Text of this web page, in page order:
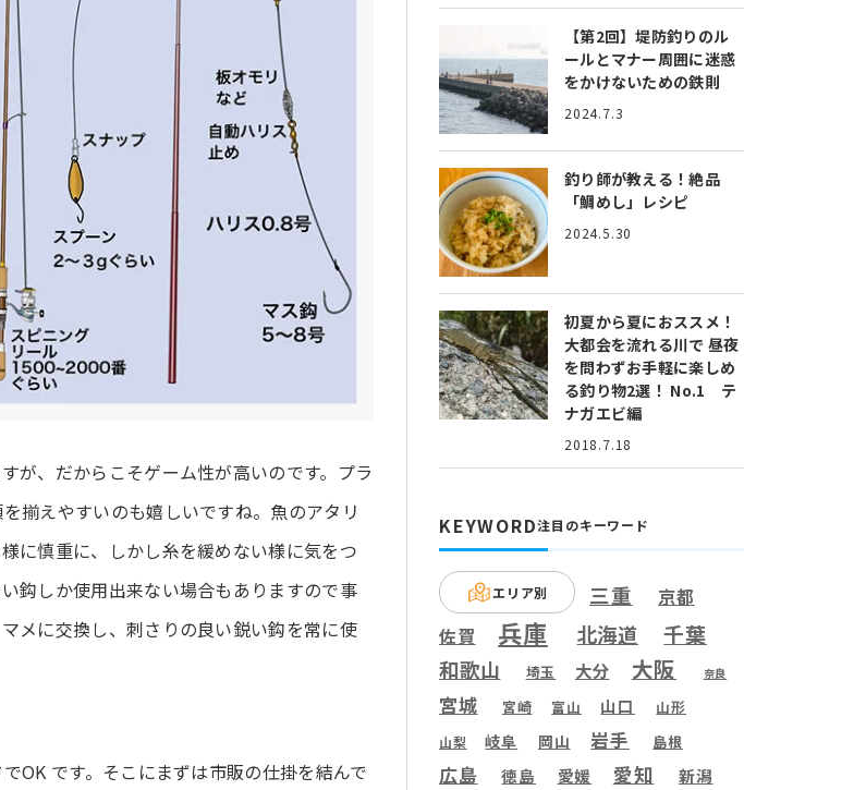
が、だからこそゲーム性が高いのです。プラ
揃えやすいのも嬉しいですね。魚のアタリ
に慎重に、しかし糸を緩めない様に気をつ
鈎しか使用出来ない場合もありますので事
メに交換し、刺さりの良い鋭い鈎を常に使
OK です。そこにまずは市販の仕掛を結んで
【第2回】堤防釣りのル
ールとマナー周囲に迷惑
をかけないための鉄則
2024.7.3
釣り師が教える！絶品
「鯛めし」レシピ
2024.5.30
初夏から夏におススメ！
大都会を流れる川で 昼夜
を問わずお手軽に楽しめ
る釣り物2選！ No.1 テ
ナガエビ編
2018.7.18
KEYWORD注目のキーワード
エリア別 三重 京都
佐賀 兵庫 北海道 千葉
和歌山 埼玉 大分 大阪 奈良
宮城 宮崎 富山 山口 山形
山梨 岐阜 岡山 岩手 島根
広島 徳島 愛媛 愛知 新潟